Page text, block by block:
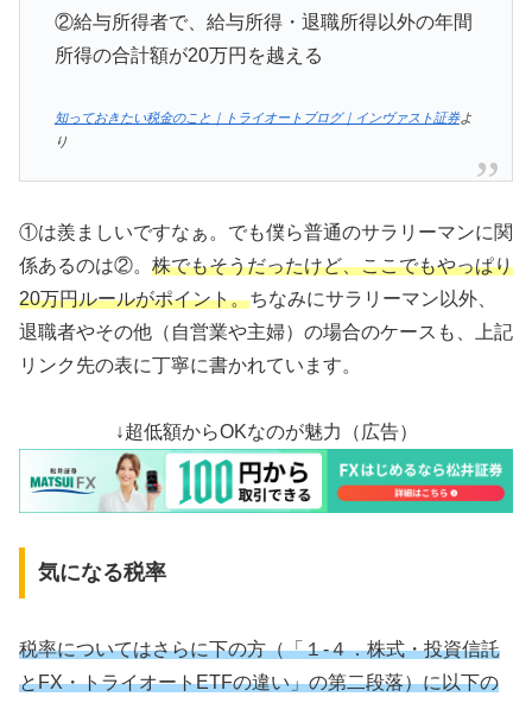
②給与所得者で、給与所得・退職所得以外の年間
所得の合計額が20万円を越える
知っておきたい税金のこと｜トライオートブログ｜インヴァスト証券よ
り
①は羨ましいですなぁ。でも僕ら普通のサラリーマンに関
係あるのは②。 株でもそうだったけど、ここでもやっぱり
20万円ルールがポイント。ちなみにサラリーマン以外、
退職者やその他（自営業や主婦）の場合のケースも、上記
リンク先の表に丁寧に書かれています。
↓超低額からOKなのが魅力（広告）
気になる税率
税率についてはさらに下の方（「１-４．株式・投資信託
とFX・トライオートETFの違い」の第二段落）に以下の